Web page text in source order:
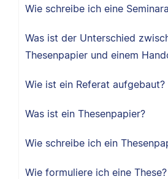
Wie schreibe ich eine
Was ist der Unterschied
Thesenpapier und einem
Wie ist ein Referat aufgebaut?
Was ist ein Thesenpapier?
Wie schreibe ich ein
Wie formuliere ich eine These?